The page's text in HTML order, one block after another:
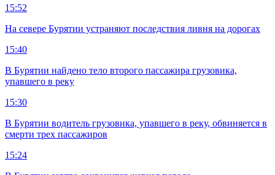
15:52
На севере Бурятии устраняют последствия ливня на дорогах
15:40
В Бурятии найдено тело второго пассажира грузовика,
упавшего в реку
15:30
В Бурятии водитель грузовика, упавшего в реку, обвиняется в
смерти трех пассажиров
15:24